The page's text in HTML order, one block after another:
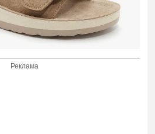
Реклама